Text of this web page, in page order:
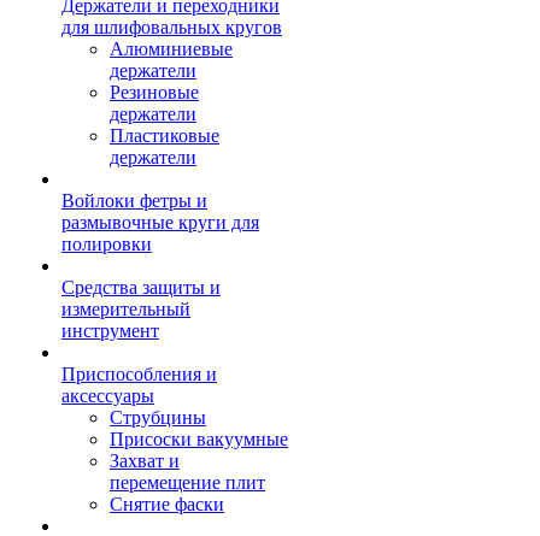
Держатели и переходники
для шлифовальных кругов
Алюминиевые
держатели
Резиновые
держатели
Пластиковые
держатели
Войлоки фетры и
размывочные круги для
полировки
Средства защиты и
измерительный
инструмент
Приспособления и
аксессуары
Струбцины
Присоски вакуумные
Захват и
перемещение плит
Снятие фаски